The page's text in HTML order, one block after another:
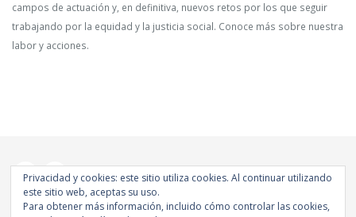
campos de actuación y, en definitiva, nuevos retos por los que seguir
trabajando por la equidad y la justicia social. Conoce más sobre nuestra
labor y acciones.
Privacidad y cookies: este sitio utiliza cookies. Al continuar utilizando
este sitio web, aceptas su uso.
Para obtener más información, incluido cómo controlar las cookies,